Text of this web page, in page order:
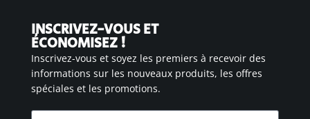
INSCRIVEZ-VOUS ET
ÉCONOMISEZ !
Inscrivez-vous et soyez les premiers à recevoir des
informations sur les nouveaux produits, les offres
spéciales et les promotions.